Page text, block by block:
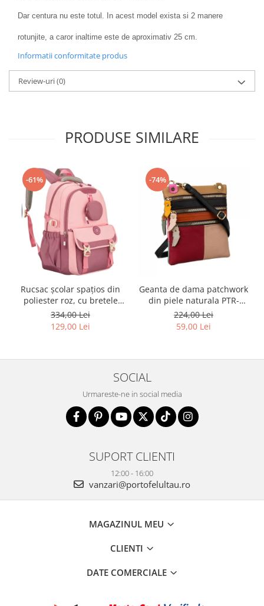
Dar centura nu este totul. In acest model exista si 2 manere
rotunjite, a caror inaltime este de aproximativ 25 cm.
Informatii conformitate produs
Review-uri(0)
PRODUSE SIMILARE
-61%
Rucsac școlar spațios din
poliester roz, cu bretele
reglabile - Peterson PTR-
PTN 8610-1327 PINK
334,00 Lei
129,00 Lei
-74%
Geanta de dama patchwork
din piele naturala PTR-
1718-SKL-6922 MULTI
224,00 Lei
59,00 Lei
SOCIAL
Urmareste-ne in social media
SUPORT CLIENTI
12:00 - 16:00
vanzari@portofelultau.ro
MAGAZINUL MEU
CLIENTI
DATE COMERCIALE